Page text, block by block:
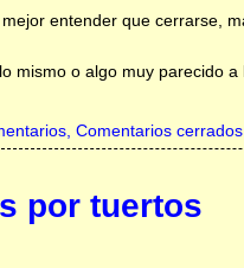
entender que cerrarse,
mismo o algo muy parecido
Comentarios cerrados
por tuertos